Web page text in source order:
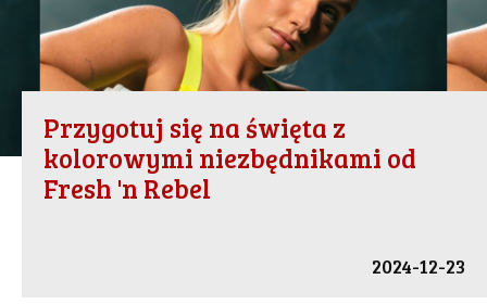
Przygotuj się na święta z
kolorowymi niezbędnikami od
Fresh 'n Rebel
2024-12-23